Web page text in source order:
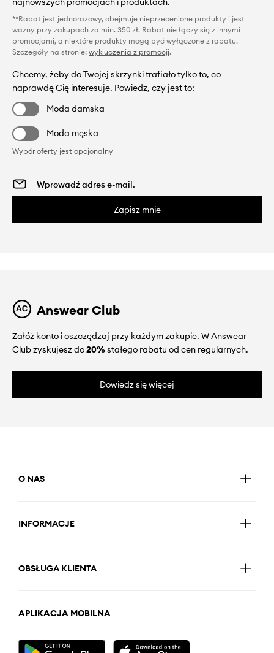
**Rabat jest jednorazowy, obejmuje nieprzecenione produkty i jest
ważny przy zakupach za min. 350 zł. Rabat nie łączy się z innymi
promocjami, a niektóre produkty mogą być wyłączone z rabatu.
Szczegóły na stronie: wykluczenia z promocji.
Chcemy, żeby do Twojej skrzynki trafiało tylko to, co
naprawdę Cię interesuje. Powiedz, czy jest to:
Moda damska
Moda męska
Wybór oferty jest opcjonalny
Zapisz mnie
Answear Club
Załóż konto i oszczędzaj przy każdym zakupie. W Answear
Club zyskujesz do20%stałego rabatu od cen regularnych.
Dowiedz się więcej
O NAS
INFORMACJE
OBSŁUGA KLIENTA
APLIKACJA MOBILNA